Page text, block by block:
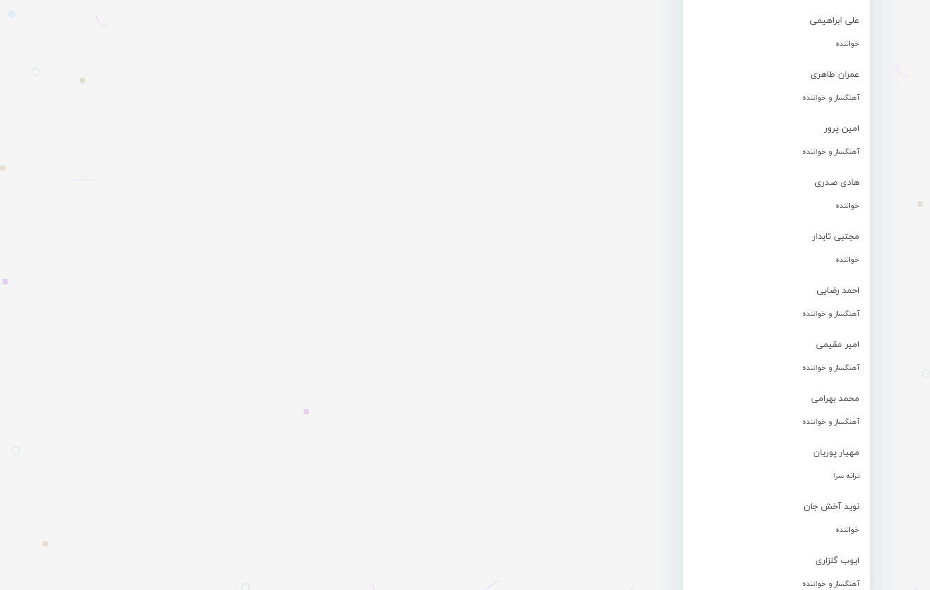
علی ابراهیمی
خواننده
عمران طاهری
آهنگساز و خواننده
امین پرور
آهنگساز و خواننده
هادی صدری
خواننده
مجتبی تابدار
خواننده
احمد رضایی
آهنگساز و خواننده
امیر مقیمی
آهنگساز و خواننده
محمد بهرامی
آهنگساز و خواننده
مهیار پوریان
ترانه سرا
نوید آخش جان
خواننده
ایوب گلزاری
آهنگساز و خواننده